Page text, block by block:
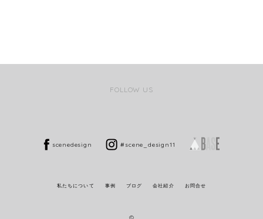
FOLLOW US
scenedesign #scene_design11
私たちについて 事例 ブログ 会社紹介 お問合せ
©